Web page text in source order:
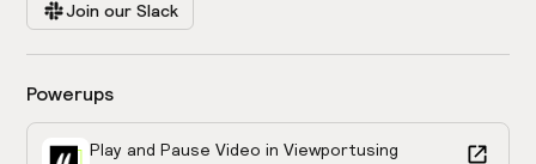
Join our Slack
Powerups
Play and Pause Video in Viewportusing